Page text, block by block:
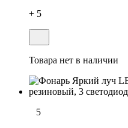
+ 5
Товара нет в наличии
5